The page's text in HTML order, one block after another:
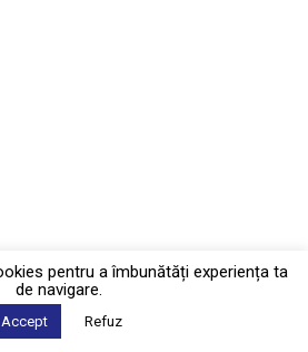
pentru a îmbunătăți experiența ta
de navigare.
Accept Refuz